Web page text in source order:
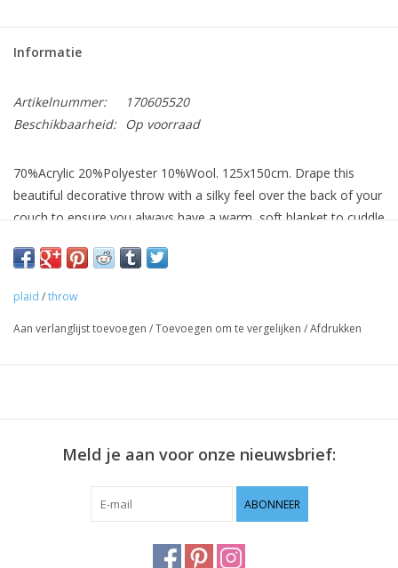
Informatie
Artikelnummer:
170605520
Beschikbaarheid:
Op voorraad
70%Acrylic 20%Polyester 10%Wool. 125x150cm. Drape this
beautiful decorative throw with a silky feel over the back of your
couch to ensure you always have a warm, soft blanket to cuddle
plaid /throw
Aan verlanglijst toevoegen /Toevoegen om te vergelijken /Afdrukken
Meld je aan voor onze nieuwsbrief:
ABONNEER